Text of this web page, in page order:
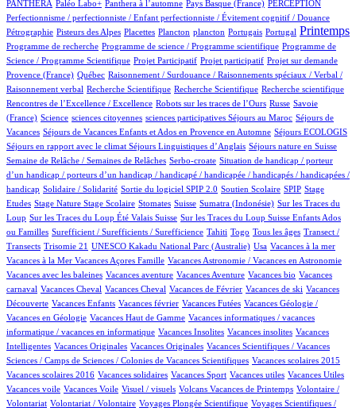
PANTHERA Paléo Labo+ Panthera à l’automne Pays Basque (France) PERCEPTION
Perfectionnisme / perfectionniste / Enfant perfectionniste / Évitement cognitif / Douance
9/915
Pétrographie
5/915 Pisteurs des Alpes
3/915 Placettes
1/915 Plancton
1/915 plancton
14/915 Portugais
1/915 Portugal
428/915 Printemps
1/915
Programme de recherche
1/915 Programme de science / Programme scientifique
2/915
Programme de
Science / Programme Scientifique
1/915 Projet Participatif
1/915 Projet participatif
14/915 Projet sur demande
78/915
Provence (France)
5/915 Québec
2/915
Raisonnement / Surdouance / Raisonnements spéciaux / Verbal /
Raisonnement verbal
1/915 Recherche Scientifique
3/915 Recherche Scientifique
1/915 Recherche scientifique
2/915
Rencontres de l’Excellence / Excellence
5/915 Robots sur les traces de l’Ours
101/915 Russe
4/915
Savoie
(France)
10/915Science
1/915 sciences citoyennes
1/915 sciences participatives
1/915 Séjours au Maroc
100/915
Séjours de
Vacances
69/915 Séjours de Vacances Enfants et Ados en Provence en Automne
4/915 Séjours ECOLOGIS
14/915
Séjours en rapport avec le climat
68/915 Séjours Linguistiques d’Anglais
11/915 Séjours nature en Suisse
100/915
Semaine de Relâche / Semaines de Relâches
11/915 Serbo-croate
2/915
Situation de handicap / porteur
d’un handicap / porteurs d’un handicap / handicapé / handicapée / handicapés / handicapées /
handicap
2/915 Solidaire / Solidarité
3/915 Sortie du logiciel SPIP 2.0
57/915 Soutien Scolaire
3/915 SPIP
1/915
Stage
Etudes
1/915Stage Nature
10/915 Stage Scolaire
1/915 Stomates
174/915 Suisse
5/915 Sumatra (Indonésie)
2/915
Sur les Traces du
Loup
9/915Sur les Traces du Loup Été Valais Suisse
8/915
Sur les Traces du Loup Suisse Enfants Ados
ou Familles
2/915 Surefficient / Surefficients / Surefficience
47/915 Tahiti
7/915 Togo
11/915 Tous les âges
100/915
Transect /
Transects
2/915 Trisomie 21
1/915 UNESCO Kakadu National Parc (Australie)
10/915 Usa
1/915 Vacances à la mer
1/915
Vacances à la Mer
1/915 Vacances Açores Famille
75/915 Vacances Astronomie / Vacances en Astronomie
1/915
Vacances avec les baleines
1/915 Vacances aventure
10/915 Vacances Aventure
1/915 Vacances bio
1/915
Vacances
carnaval
106/915Vacances Cheval
1/915 Vacances Cheval
17/915 Vacances de Février
1/915 Vacances de ski
1/915
Vacances
Découverte
74/915 Vacances Enfants
1/915 Vacances février
2/915 Vacances Futées
19/915
Vacances Géologie /
Vacances en Géologie
1/915 Vacances Haut de Gamme
1/915
Vacances informatiques / vacances
informatique / vacances en informatique
1/915 Vacances Insolites
1/915 Vacances insolites
1/915
Vacances
Intelligentes
2/915 Vacances Originales
1/915 Vacances Originales
11/915
Vacances Scientifiques / Vacances
Sciences / Camps de Sciences / Colonies de Vacances Scientifiques
1/915 Vacances scolaires 2015
2/915
Vacances scolaires 2016
1/915 Vacances solidaires
1/915 Vacances Sport
1/915 Vacances utiles
1/915 Vacances Utiles
1/915
Vacances voile
1/915 Vacances Voile
2/915 Visuel / visuels
11/915 Volcans Vacances de Printemps
1/915
Volontaire /
Volontariat
1/915 Volontariat / Volontaire
72/915 Voyages Plongée Scientifique
10/915
Voyages Scientifiques /